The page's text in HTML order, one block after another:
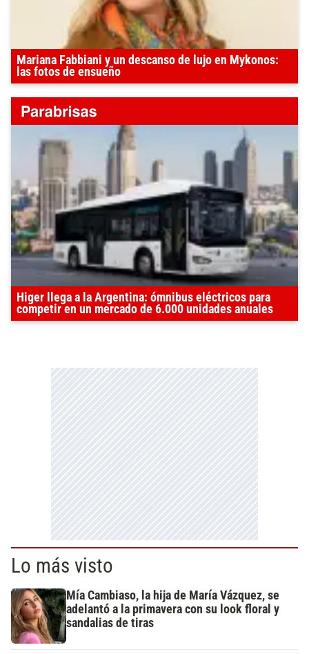
Mariana Fabbiani y un descanso de lujo en Mykonos:
las fotos de ensueño
Higer llega a la Argentina: ómnibus eléctricos para
competir en un mercado de 6.000 unidades anuales
Lo más visto
Mía Cambiaso, la hija de María Vázquez, se
adelantó a la primavera con su look floral y
sandalias de tiras